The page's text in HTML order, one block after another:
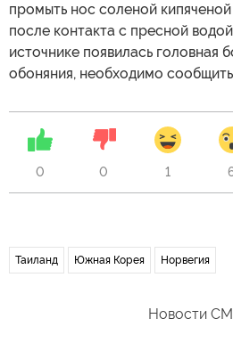
промыть нос соленой
после контакта с пресной
источнике появилась головная
обоняния, необходимо
0 0 1
Таиланд Южная Корея Норвегия
Новости